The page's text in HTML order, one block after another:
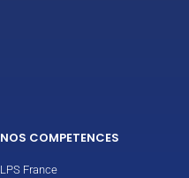
NOS COMPETENCES
LPS France